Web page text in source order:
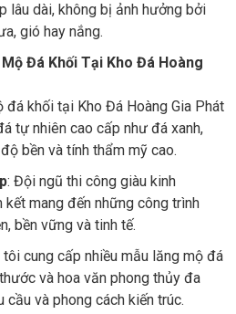
lâu dài, không bị ảnh hưởng bởi
gió hay nắng.
Đá Khối Tại Kho Đá Hoàng
đá khối tại Kho Đá Hoàng Gia Phát
tự nhiên cao cấp như đá xanh,
bền và tính thẩm mỹ cao.
: Đội ngũ thi công giàu kinh
kết mang đến những công trình
bền vững và tinh tế.
tôi cung cấp nhiều mẫu lăng mộ đá
và hoa văn phong thủy đa
và phong cách kiến trúc.